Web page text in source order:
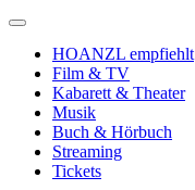
HOANZL empfiehlt
Film & TV
Kabarett & Theater
Musik
Buch & Hörbuch
Streaming
Tickets